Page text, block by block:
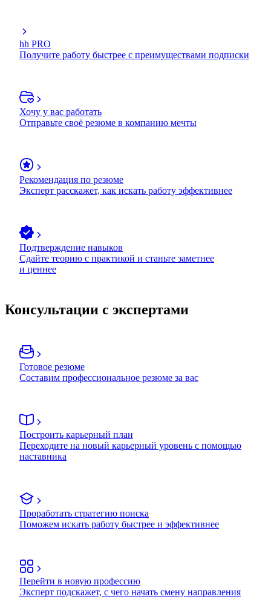
hh PRO
Получите работу быстрее с преимуществами подписки
Хочу у вас работать
Отправьте своё резюме в компанию мечты
Рекомендация по резюме
Эксперт расскажет, как искать работу эффективнее
Подтверждение навыков
Сдайте теорию с практикой и станьте заметнее
и ценнее
Консультации с экспертами
Готовое резюме
Составим профессиональное резюме за вас
Построить карьерный план
Переходите на новый карьерный уровень с помощью
наставника
Проработать стратегию поиска
Поможем искать работу быстрее и эффективнее
Перейти в новую профессию
Эксперт подскажет, с чего начать смену направления